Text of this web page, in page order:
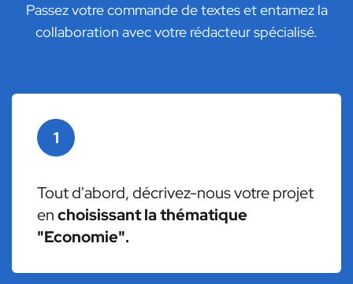
Passez votre commande de textes et entamez la
collaboration avec votre rédacteur spécialisé.
1
Tout d'abord, décrivez-nous votre projet
enchoisissant la thématique
"Economie".